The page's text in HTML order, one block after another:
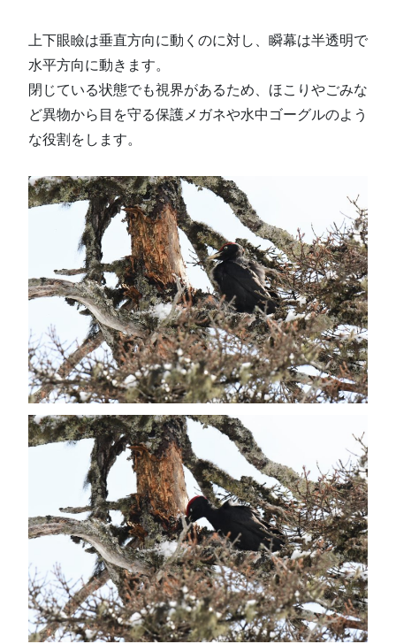
上下眼瞼は垂直方向に動くのに対し、瞬幕は半透明で
水平方向に動きます。
閉じている状態でも視界があるため、ほこりやごみな
ど異物から目を守る保護メガネや水中ゴーグルのよう
な役割をします。